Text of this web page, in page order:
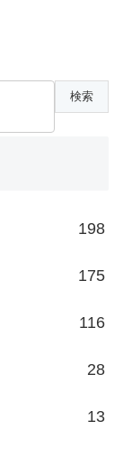
198
175
116
28
13